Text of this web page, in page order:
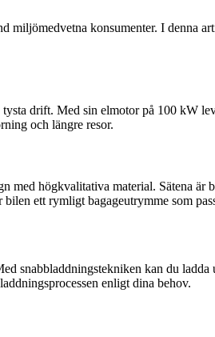
miljömedvetna konsumenter. I denna
drift. Med sin elmotor på 100 kW
och längre resor.
med högkvalitativa material. Sätena
ett rymligt bagageutrymme som
snabbladdningstekniken kan du
enligt dina behov.